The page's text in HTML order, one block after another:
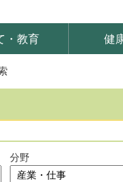
・教育 健
分野